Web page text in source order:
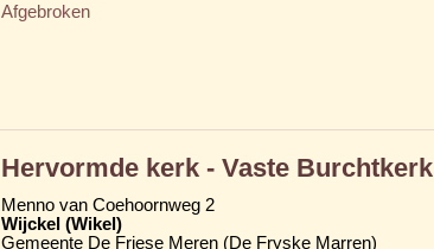
Afgebroken
Hervormde kerk - Vaste Burchtkerk
Menno van Coehoornweg 2
Wijckel (Wikel)
Gemeente De Friese Meren (De Fryske Marren)